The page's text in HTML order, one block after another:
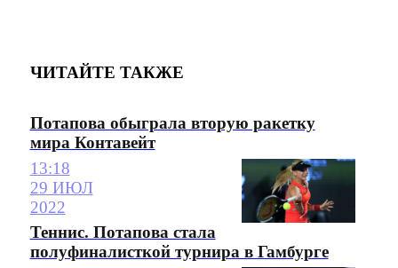
ЧИТАЙТЕ ТАКЖЕ
Потапова обыграла вторую ракетку
мира Контавейт
13:18
29 ИЮЛ
2022
Теннис. Потапова стала
полуфиналисткой турнира в Гамбурге